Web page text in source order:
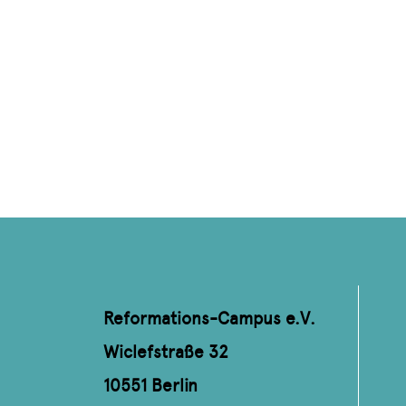
Reformations-Campus e.V.
Wiclefstraße 32
10551 Berlin